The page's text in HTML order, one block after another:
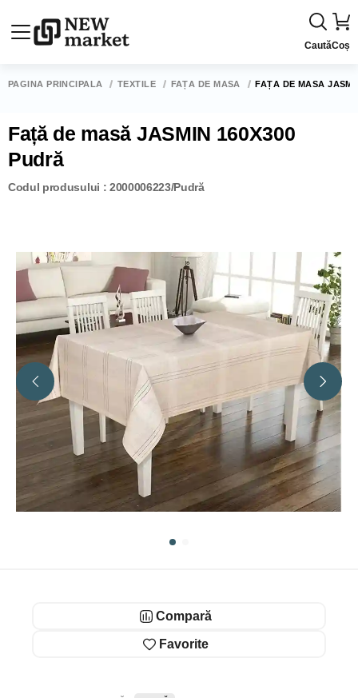
CautăCoș
PAGINA PRINCIPALĂ TEXTILE FAȚĂ DE MASĂ FAȚĂ DE MASĂ
Față de masă JASMIN 160X300
Pudră
Codul produsului : 2000006223/Pudră
Compară
Favorite